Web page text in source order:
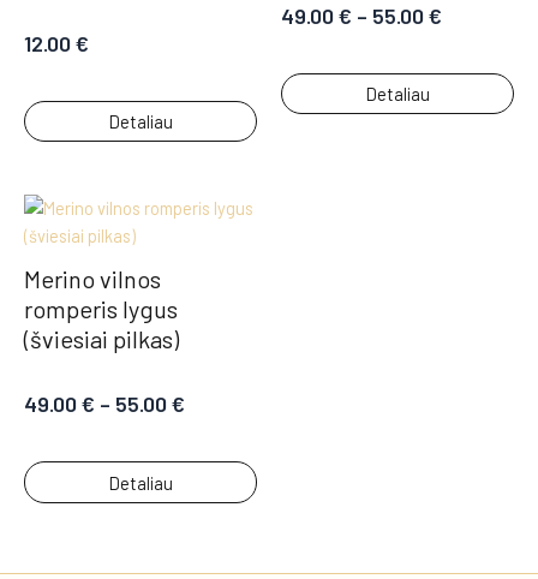
12.00€
Detaliau
49.00€ – 55.00€
Detaliau
Merino vilnos
romperis lygus
(šviesiai pilkas)
49.00€ – 55.00€
Detaliau